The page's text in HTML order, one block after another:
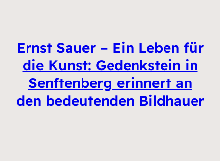
Ernst Sauer – Ein Leben für
die Kunst: Gedenkstein in
Senftenberg erinnert an
den bedeutenden Bildhauer